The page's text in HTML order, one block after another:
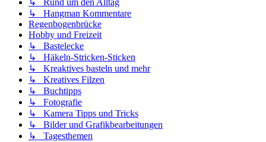
↳ Rund um den Alltag
↳ Hangman Kommentare
Regenbogenbrücke
Hobby und Freizeit
↳ Bastelecke
↳ Häkeln-Stricken-Sticken
↳ Kreaktives basteln und mehr
↳ Kreatives Filzen
↳ Buchtipps
↳ Fotografie
↳ Kamera Tipps und Tricks
↳ Bilder und Grafikbearbeitungen
↳ Tagesthemen